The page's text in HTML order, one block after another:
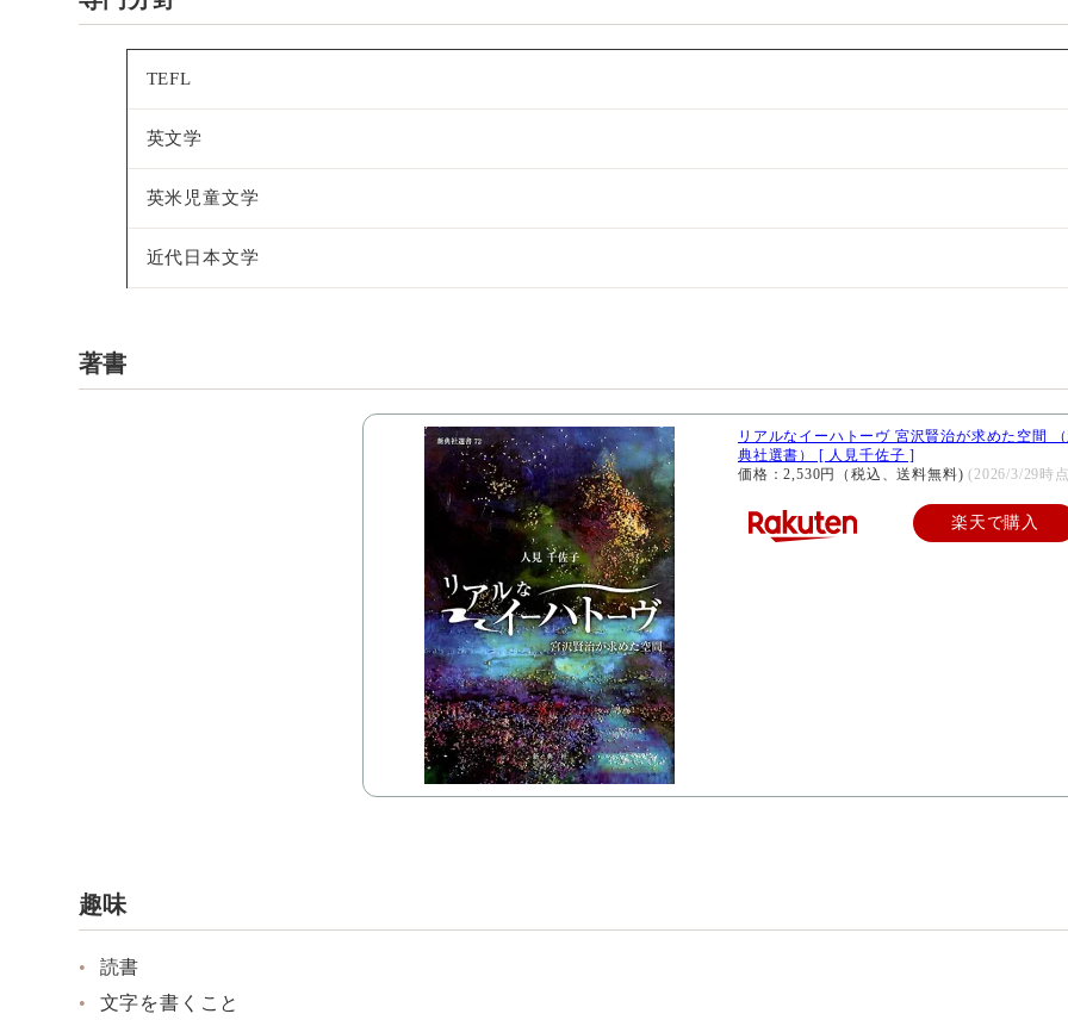
TEFL
英文学
英米児童文学
近代日本文学
著書
リアルなイーハトーヴ 宮沢賢治が求めた空間
典社選書） [ 人見千佐子 ]
価格：2,530円（税込、送料無料) (2026/3/29時
楽天で購入
趣味
読書
文字を書くこと